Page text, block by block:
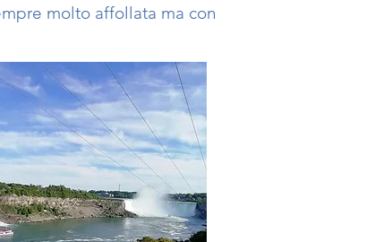
molto affollata ma con